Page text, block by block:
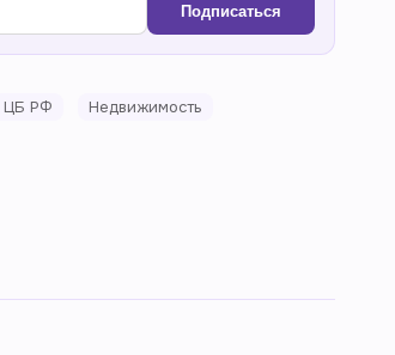
Подписаться
ЦБ РФ
Недвижимость